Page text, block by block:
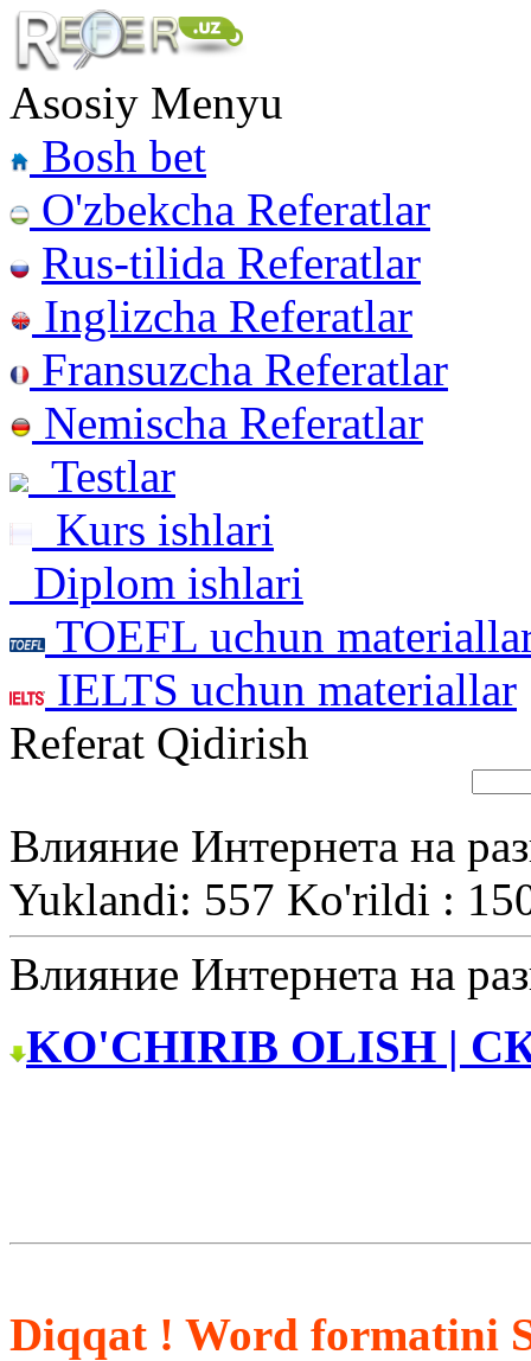
Asosiy Menyu
Bosh bet
O'zbekcha Referatlar
Rus-tilida Referatlar
Inglizcha Referatlar
Fransuzcha Referatlar
Nemischa Referatlar
Testlar
Kurs ishlari
Diplom ishlari
TOEFL uchun
IELTS uchun materiallar
Referat Qidirish
Влияние Интернета на
Yuklandi: 557 Ko'rildi :
Влияние Интернета на
KO'CHIRIB OLISH |
Diqqat ! Word formatini